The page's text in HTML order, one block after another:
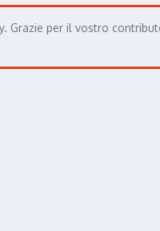
Grazie per il vostro